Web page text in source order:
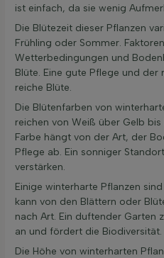
ist einfach, da sie wenig
Die Blütezeit dieser Pflanzen
Frühling oder Sommer.
Wetterbedingungen und
Blüte. Eine gute Pflege und
reiche Blüte.
Die Blütenfarben von
reichen von Weiß über Gelb
Farbe hängt von der Art, der
Pflege ab. Ein sonniger
verstärken.
Einige winterharte Pflanzen
kann von den Blättern oder
nach Art. Ein duftender Garten
an und fördert die Biodiversität.
Die Höhe von winterharten